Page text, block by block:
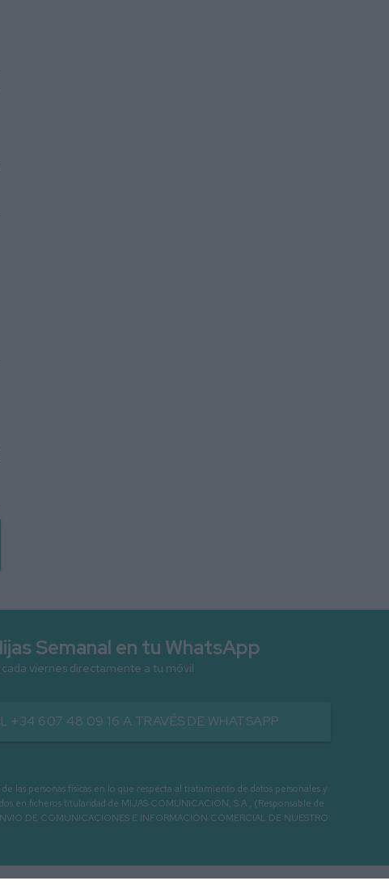
Semanal en tu WhatsApp
viernes directamente a tu móvil
+34 607 48 09 16 A TRAVÉS DE WHATSAPP
las personas físicas en lo que respecta al tratamiento de datos personales y
en ficheros titularidad de MIJAS COMUNICACIÓN, S.A., (Responsable de
DE COMUNICACIONES E INFORMACIÓN COMERCIAL DE NUESTRO